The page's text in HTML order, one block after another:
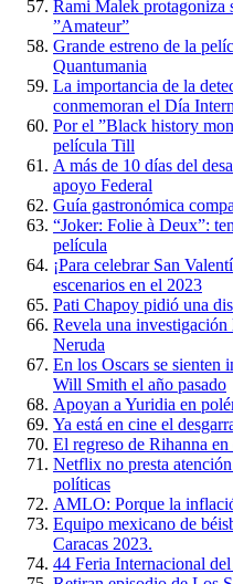
Rami Malek protagoniza
”Amateur”
Grande estreno de la
Quantumania
La importancia de la
conmemoran el Día
Por el ”Black history
película Till
A más de 10 días del
apoyo Federal
Guía gastronómica
“Joker: Folie à Deux”:
película
¡Para celebrar San
escenarios en el 2023
Pati Chapoy pidió una
Revela una investigación
Neruda
En los Oscars se sienten
Will Smith el año pasado
Apoyan a Yuridia en
Ya está en cine el
El regreso de Rihanna
Netflix no presta
políticas
AMLO: Porque la
Equipo mexicano de
Caracas 2023.
44 Feria Internacional